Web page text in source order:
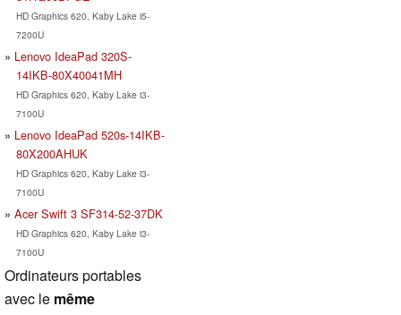
HD Graphics 620, Kaby Lake i5-
7200U
Lenovo IdeaPad 320S-
14IKB-80X40041MH
HD Graphics 620, Kaby Lake i3-
7100U
Lenovo IdeaPad 520s-14IKB-
80X200AHUK
HD Graphics 620, Kaby Lake i3-
7100U
Acer Swift 3 SF314-52-37DK
HD Graphics 620, Kaby Lake i3-
7100U
Ordinateurs portables
avec le même